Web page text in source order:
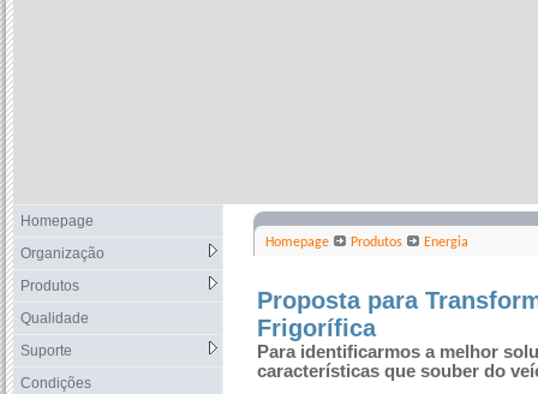
Homepage
Organização
Produtos
Qualidade
Suporte
Condições
Homepage Produtos Energia
Proposta para
Frigorífica
Para identificarmos a melhor
características que souber do